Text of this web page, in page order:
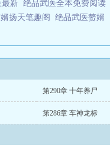
最新 绝品武医全本免费阅读
扬天笔趣阁 绝品武医赘婿
第290章 十年养尸
第286章 车神龙标